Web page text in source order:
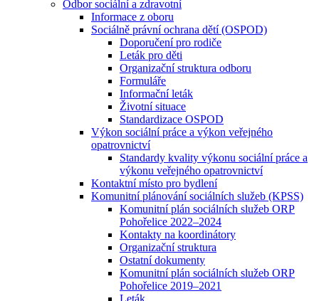
Odbor sociální a zdravotní
Informace z oboru
Sociálně právní ochrana dětí (OSPOD)
Doporučení pro rodiče
Leták pro děti
Organizační struktura odboru
Formuláře
Informační leták
Životní situace
Standardizace OSPOD
Výkon sociální práce a výkon veřejného
opatrovnictví
Standardy kvality výkonu sociální práce a
výkonu veřejného opatrovnictví
Kontaktní místo pro bydlení
Komunitní plánování sociálních služeb (KPSS)
Komunitní plán sociálních služeb ORP
Pohořelice 2022–2024
Kontakty na koordinátory
Organizační struktura
Ostatní dokumenty
Komunitní plán sociálních služeb ORP
Pohořelice 2019–2021
Leták